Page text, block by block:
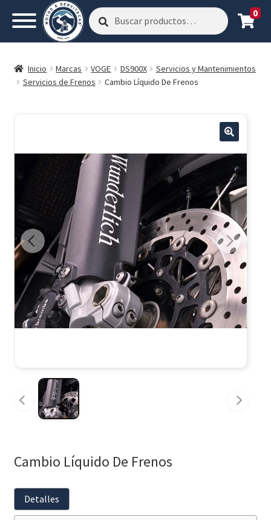
Buscar
por:
Buscar 0
Inicio Marcas VOGE DS900X
Servicios y Mantenimientos
Servicios de Frenos
Cambio Líquido De Frenos
Cambio Líquido De Frenos
Detalles